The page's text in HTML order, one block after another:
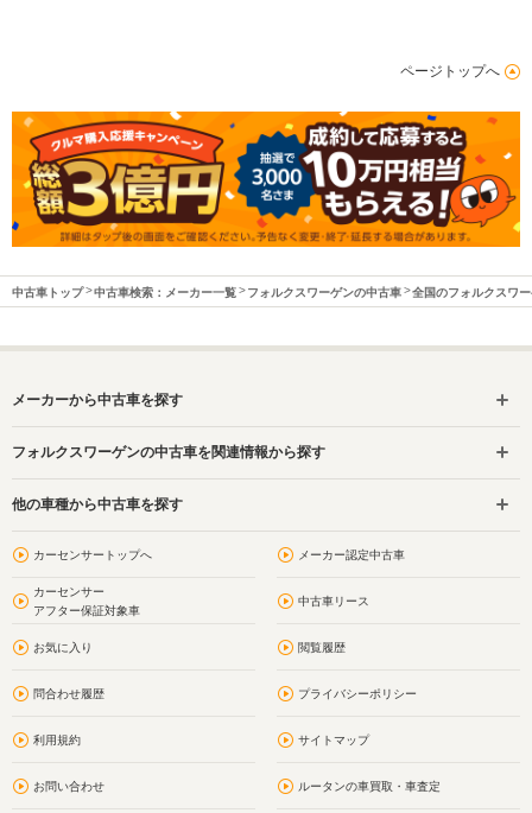
ページトップへ
中古車トップ 中古車検索：メーカー一覧 フォルクスワーゲンの中古車 全国のフォルクスワ
メーカーから中古車を探す
フォルクスワーゲンの中古車を関連情報から探す
他の車種から中古車を探す
カーセンサートップへ メーカー認定中古車
カーセンサー
アフター保証対象車
中古車リース
お気に入り 閲覧履歴
問合わせ履歴 プライバシーポリシー
利用規約 サイトマップ
お問い合わせ ルータンの車買取・車査定